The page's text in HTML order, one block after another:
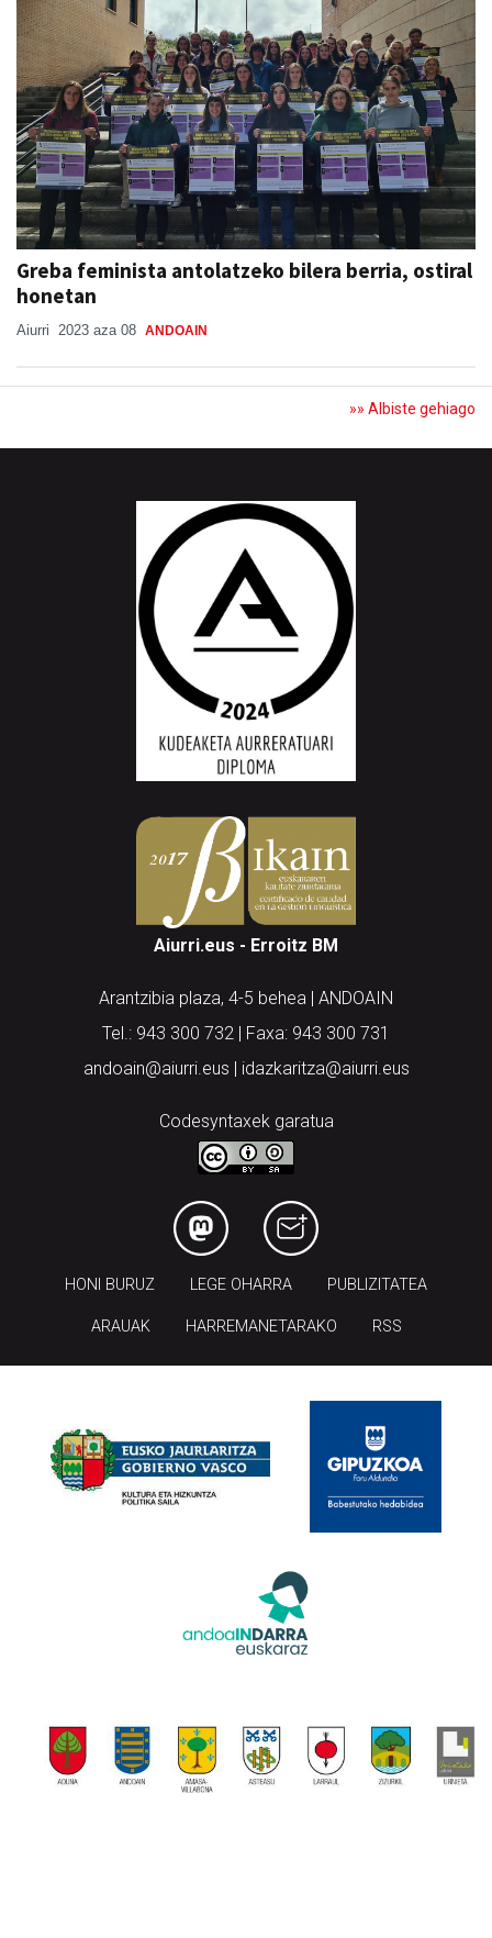
Greba feminista antolatzeko bilera berria, ostiral
honetan
Aiurri 2023 aza 08 ANDOAIN
»» Albiste gehiago
Aiurri.eus - Erroitz BM
Arantzibia plaza, 4-5 behea | ANDOAIN
Tel.: 943 300 732 | Faxa: 943 300 731
andoain@aiurri.eus | idazkaritza@aiurri.eus
Codesyntaxek garatua
HONI BURUZ LEGE OHARRA PUBLIZITATEA
ARAUAK HARREMANETARAKO RSS